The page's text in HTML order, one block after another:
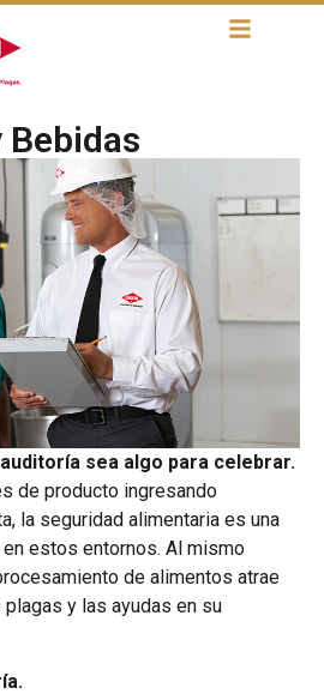
sea algo para celebrar.
de producto ingresando
la seguridad alimentaria es una
estos entornos. Al mismo
de alimentos atrae
y las ayudas en su